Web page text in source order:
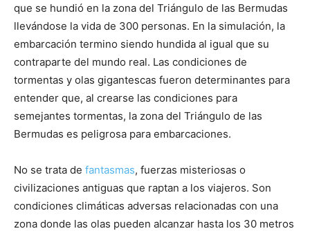
que se hundió en la zona del Triángulo de las Bermudas
llevándose la vida de 300 personas. En la simulación, la
embarcación termino siendo hundida al igual que su
contraparte del mundo real. Las condiciones de
tormentas y olas gigantescas fueron determinantes para
entender que, al crearse las condiciones para
semejantes tormentas, la zona del Triángulo de las
Bermudas es peligrosa para embarcaciones.
No se trata de fantasmas, fuerzas misteriosas o
civilizaciones antiguas que raptan a los viajeros. Son
condiciones climáticas adversas relacionadas con una
zona donde las olas pueden alcanzar hasta los 30 metros